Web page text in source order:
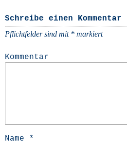
Schreibe einen Kommentar
Pflichtfelder sind mit * markiert
Kommentar
Name *